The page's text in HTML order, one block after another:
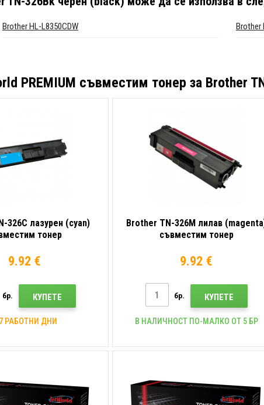
Brother HL-L8350CDW Brother
PREMIUM съвместим тонер за Brother
326C лазурен (cyan)
тонер
9.92 €
бр. КУПЕТЕ
РАБОТНИ ДНИ
Brother TN-326M лилав
съвместим тонер
9.92 €
бр. КУПЕТЕ
В НАЛИЧНОСТ ПО-МАЛКО ОТ 5 БР